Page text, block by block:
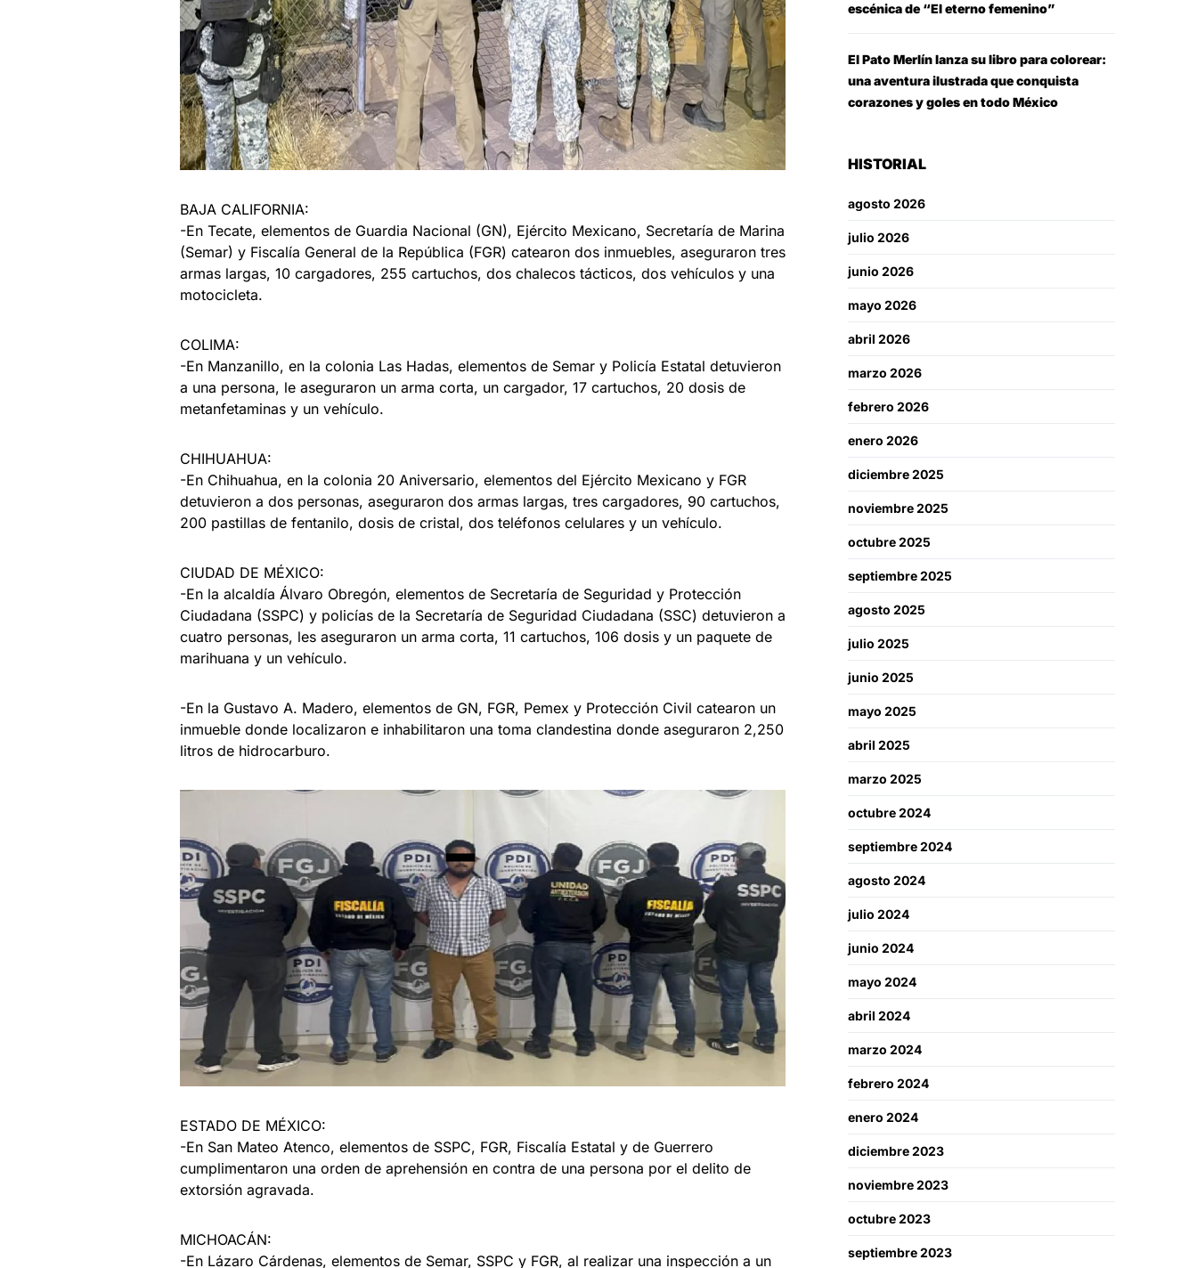
BAJA CALIFORNIA:
-En Tecate, elementos de Guardia Nacional (GN), Ejército Mexicano, Secretaría de Marina
(Semar) y Fiscalía General de la República (FGR) catearon dos inmuebles, aseguraron tres
armas largas, 10 cargadores, 255 cartuchos, dos chalecos tácticos, dos vehículos y una
motocicleta.
COLIMA:
-En Manzanillo, en la colonia Las Hadas, elementos de Semar y Policía Estatal detuvieron
a una persona, le aseguraron un arma corta, un cargador, 17 cartuchos, 20 dosis de
metanfetaminas y un vehículo.
CHIHUAHUA:
-En Chihuahua, en la colonia 20 Aniversario, elementos del Ejército Mexicano y FGR
detuvieron a dos personas, aseguraron dos armas largas, tres cargadores, 90 cartuchos,
200 pastillas de fentanilo, dosis de cristal, dos teléfonos celulares y un vehículo.
CIUDAD DE MÉXICO:
-En la alcaldía Álvaro Obregón, elementos de Secretaría de Seguridad y Protección
Ciudadana (SSPC) y policías de la Secretaría de Seguridad Ciudadana (SSC) detuvieron a
cuatro personas, les aseguraron un arma corta, 11 cartuchos, 106 dosis y un paquete de
marihuana y un vehículo.
-En la Gustavo A. Madero, elementos de GN, FGR, Pemex y Protección Civil catearon un
inmueble donde localizaron e inhabilitaron una toma clandestina donde aseguraron 2,250
litros de hidrocarburo.
ESTADO DE MÉXICO:
-En San Mateo Atenco, elementos de SSPC, FGR, Fiscalía Estatal y de Guerrero
cumplimentaron una orden de aprehensión en contra de una persona por el delito de
extorsión agravada.
MICHOACÁN:
-En Lázaro Cárdenas, elementos de Semar, SSPC y FGR, al realizar una inspección a un
escénica de “El eterno femenino”
El Pato Merlín lanza su libro para colorear:
una aventura ilustrada que conquista
corazones y goles en todo México
HISTORIAL
agosto 2026
julio 2026
junio 2026
mayo 2026
abril 2026
marzo 2026
febrero 2026
enero 2026
diciembre 2025
noviembre 2025
octubre 2025
septiembre 2025
agosto 2025
julio 2025
junio 2025
mayo 2025
abril 2025
marzo 2025
octubre 2024
septiembre 2024
agosto 2024
julio 2024
junio 2024
mayo 2024
abril 2024
marzo 2024
febrero 2024
enero 2024
diciembre 2023
noviembre 2023
octubre 2023
septiembre 2023